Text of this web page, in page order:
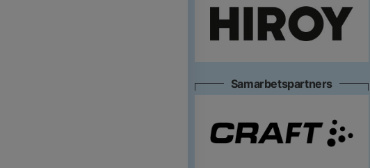
Samarbetspartners